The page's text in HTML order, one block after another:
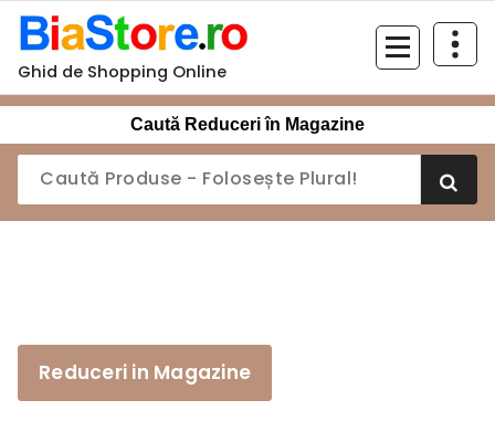
Sari
conținut
Ghid de Shopping Online
Caută Reduceri în Magazine
Reduceri in Magazine